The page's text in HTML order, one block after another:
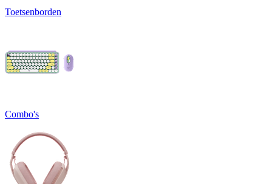
Toetsenborden
Combo's